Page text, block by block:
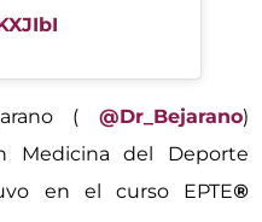
(@Dr_Bejarano)
Medicina del Deporte
en el curso EPTE®